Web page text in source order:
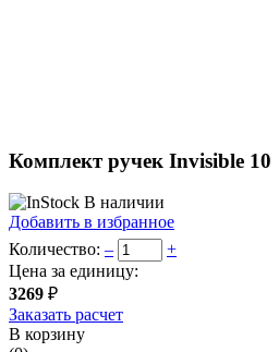
Комплект ручек Invisible 10
В наличии
Добавить в избранное
Количество: –
+
Цена за единицу:
3269 ₽
Заказать расчет
В корзину